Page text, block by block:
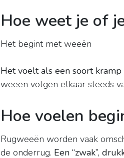
Hoe weet je of
Het begint met weeën
Het voelt als een soort
weeën volgen elkaar steeds
Hoe voelen
Rugweeën worden vaak
de onderrug. Een “zwak”,